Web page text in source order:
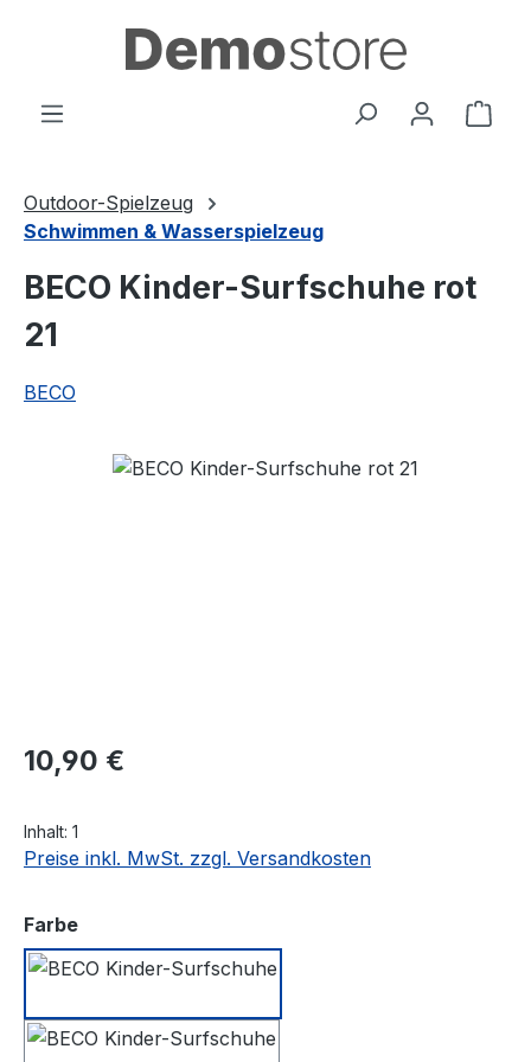
Zum Hauptinhalt springen
Outdoor-Spielzeug
Schwimmen & Wasserspielzeug
BECO Kinder-Surfschuhe rot
21
BECO
Bildergalerie überspringen
Regulärer Preis:
10,90 €
Inhalt: 1
Preise inkl. MwSt. zzgl. Versandkosten
Farbeauswählen